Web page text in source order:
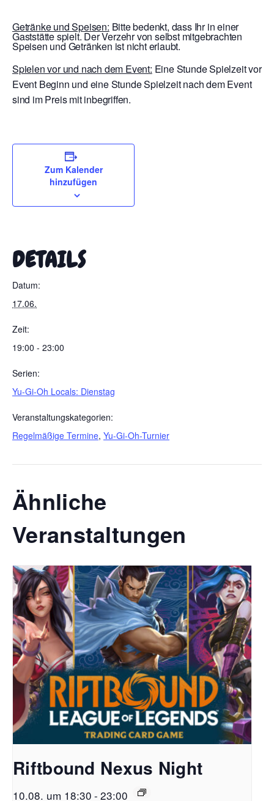
Getränke und Speisen: Bitte bedenkt, dass Ihr in einer
Gaststätte spielt. Der Verzehr von selbst mitgebrachten
Speisen und Getränken ist nicht erlaubt.
Spielen vor und nach dem Event: Eine Stunde Spielzeit vor
Event Beginn und eine Stunde Spielzeit nach dem Event
sind im Preis mit inbegriffen.
Zum Kalender
hinzufügen
DETAILS
Datum:
17.06.
Zeit:
19:00 - 23:00
Serien:
Yu-Gi-Oh Locals: Dienstag
Veranstaltungskategorien:
Regelmäßige Termine, Yu-Gi-Oh-Turnier
Ähnliche
Veranstaltungen
Riftbound Nexus Night
10.08. um 18:30 - 23:00